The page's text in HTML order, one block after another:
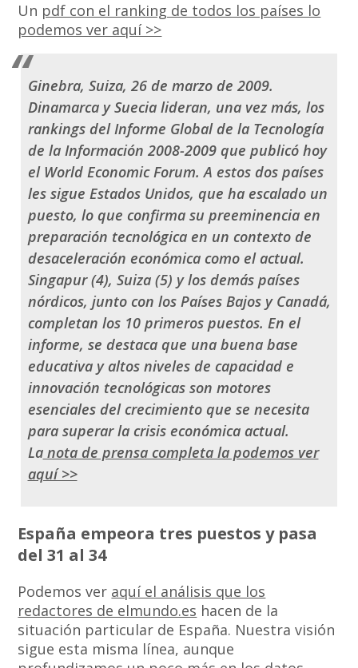
Un pdf con el ranking de todos los países lo
podemos ver aquí >>
Ginebra, Suiza, 26 de marzo de 2009.
Dinamarca y Suecia lideran, una vez más, los
rankings del Informe Global de la Tecnología
de la Información 2008-2009 que publicó hoy
el World Economic Forum. A estos dos países
les sigue Estados Unidos, que ha escalado un
puesto, lo que confirma su preeminencia en
preparación tecnológica en un contexto de
desaceleración económica como el actual.
Singapur (4), Suiza (5) y los demás países
nórdicos, junto con los Países Bajos y Canadá,
completan los 10 primeros puestos. En el
informe, se destaca que una buena base
educativa y altos niveles de capacidad e
innovación tecnológicas son motores
esenciales del crecimiento que se necesita
para superar la crisis económica actual.
Lanota de prensa completa la podemos ver
aquí >>
España empeora tres puestos y pasa
del 31 al 34
Podemos ver aquí el análisis que los
redactores de elmundo.es hacen de la
situación particular de España. Nuestra visión
sigue esta misma línea, aunque